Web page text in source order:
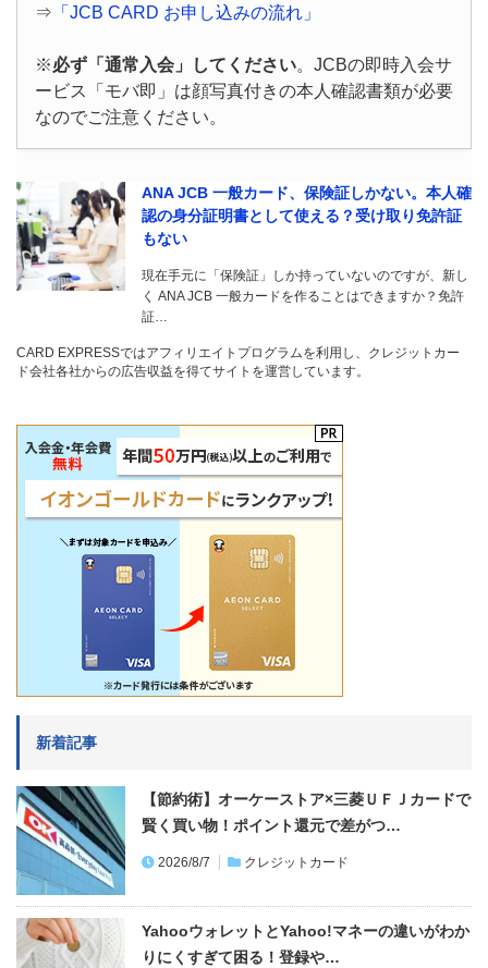
⇒ 「JCB CARD お申し込みの流れ」
※必ず「通常入会」してください。JCBの即時入会サ
ービス「モバ即」は顔写真付きの本人確認書類が必要
なのでご注意ください。
ANA JCB 一般カード、保険証しかない。本人確
認の身分証明書として使える？受け取り免許証
もない
現在手元に「保険証」しか持っていないのですが、新し
く ANA JCB 一般カードを作ることはできますか？免許
証…
CARD EXPRESSではアフィリエイトプログラムを利用し、クレジットカー
ド会社各社からの広告収益を得てサイトを運営しています。
新着記事
【節約術】オーケーストア×三菱ＵＦＪカードで
賢く買い物！ポイント還元で差がつ…
2026/8/7 クレジットカード
YahooウォレットとYahoo!マネーの違いがわか
りにくすぎて困る！登録や…